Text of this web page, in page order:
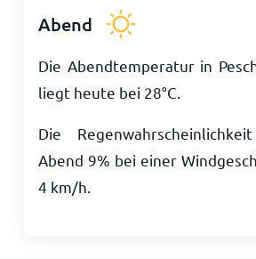
Abend
Die Abendtemperatur in
liegt heute bei 28°C
Die
Abend 9% bei einer
4 km/h